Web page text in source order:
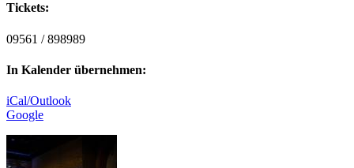
Tickets:
09561 / 898989
In Kalender übernehmen:
iCal/Outlook
Google